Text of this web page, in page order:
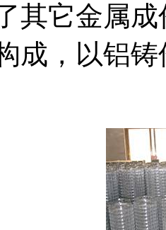
其它金属
成，以铝